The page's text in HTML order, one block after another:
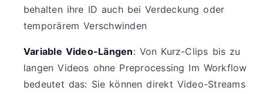
behalten ihre ID auch bei Verdeckung oder
temporärem Verschwinden
Variable Video-Längen: Von Kurz-Clips bis zu
langen Videos ohne Preprocessing Im Workflow
bedeutet das: Sie können direkt Video-Streams